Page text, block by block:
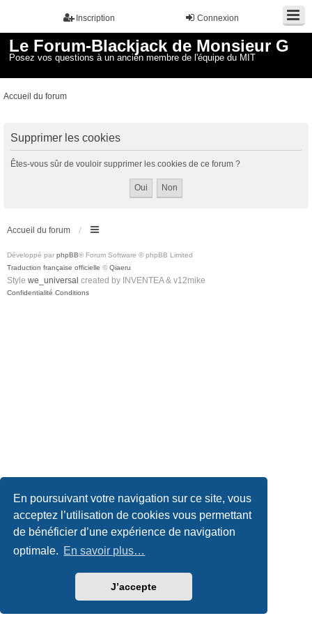
En poursuivant votre navigation sur ce site, vous
acceptez l’utilisation de cookies vous permettant
de bénéficier d’une expérience de navigation
optimale. En savoir plus…
J’accepte
Connexion
Inscription
Le Forum-Blackjack de Monsieur G
Posez vos questions à un ancien membre de l'équipe du MIT
Accueil du forum
Supprimer les cookies
Êtes-vous sûr de vouloir supprimer les cookies de ce forum ?
Accueil du forum
Développé par phpBB® Forum Software © phpBB Limited
Traduction française officielle © Qiaeru
Style we_universal created by INVENTEA & v12mike
Confidentialité Conditions